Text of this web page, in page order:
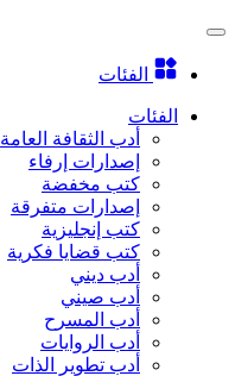
الفئات
الفئات
أدب الثقافة العامة
إصدارات إرفاء
كتب مخفضة
إصدارات متفرقة
كتب إنجليزية
كتب قضايا فكرية
أدب ديني
أدب صيني
أدب المسرح
أدب الروايات
أدب تطوير الذات